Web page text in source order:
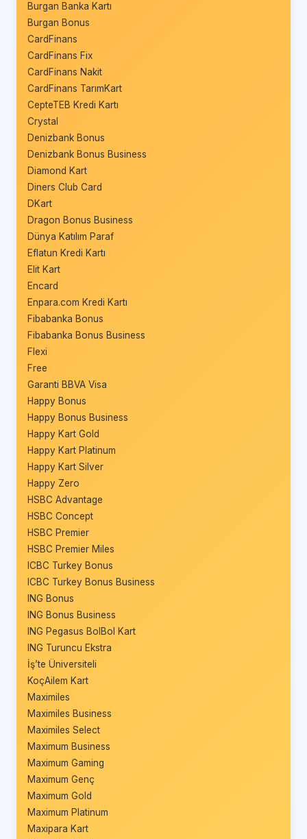
Burgan Banka Kartı
Burgan Bonus
CardFinans
CardFinans Fix
CardFinans Nakit
CardFinans TarımKart
CepteTEB Kredi Kartı
Crystal
Denizbank Bonus
Denizbank Bonus Business
Diamond Kart
Diners Club Card
DKart
Dragon Bonus Business
Dünya Katılım Paraf
Eflatun Kredi Kartı
Elit Kart
Encard
Enpara.com Kredi Kartı
Fibabanka Bonus
Fibabanka Bonus Business
Flexi
Free
Garanti BBVA Visa
Happy Bonus
Happy Bonus Business
Happy Kart Gold
Happy Kart Platinum
Happy Kart Silver
Happy Zero
HSBC Advantage
HSBC Concept
HSBC Premier
HSBC Premier Miles
ICBC Turkey Bonus
ICBC Turkey Bonus Business
ING Bonus
ING Bonus Business
ING Pegasus BolBol Kart
ING Turuncu Ekstra
İş’te Üniversiteli
KoçAilem Kart
Maximiles
Maximiles Business
Maximiles Select
Maximum Business
Maximum Gaming
Maximum Genç
Maximum Gold
Maximum Platinum
Maxipara Kart